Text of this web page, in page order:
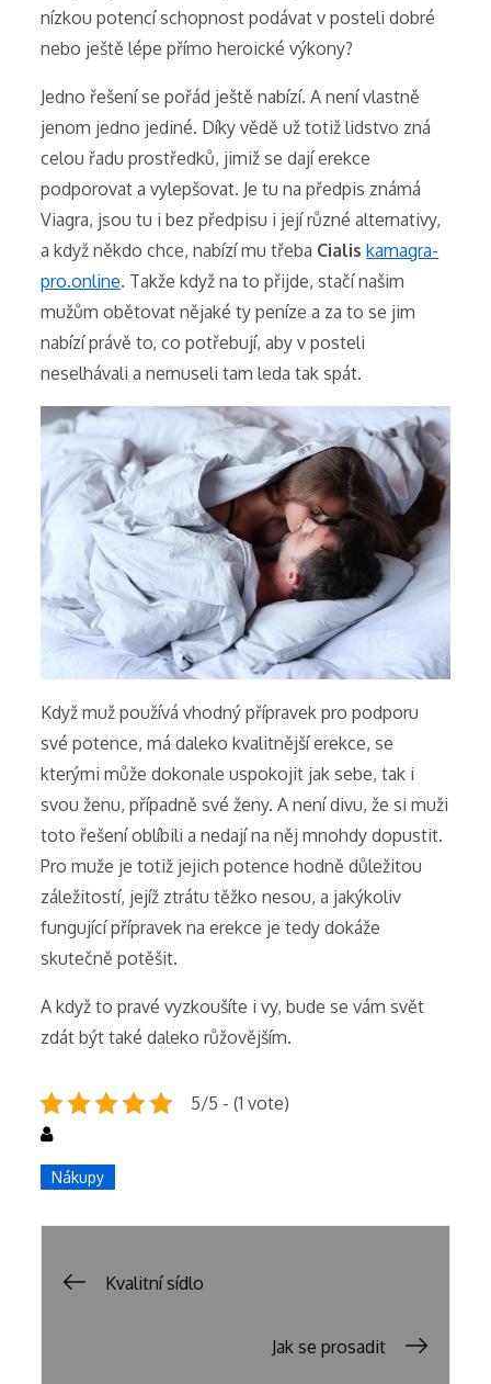
nízkou potencí schopnost podávat v posteli dobré
nebo ještě lépe přímo heroické výkony?
Jedno řešení se pořád ještě nabízí. A není vlastně
jenom jedno jediné. Díky vědě už totiž lidstvo zná
celou řadu prostředků, jimiž se dají erekce
podporovat a vylepšovat. Je tu na předpis známá
Viagra, jsou tu i bez předpisu i její různé alternativy,
a když někdo chce, nabízí mu třeba Cialis kamagra-
pro.online. Takže když na to přijde, stačí našim
mužům obětovat nějaké ty peníze a za to se jim
nabízí právě to, co potřebují, aby v posteli
neselhávali a nemuseli tam leda tak spát.
Když muž používá vhodný přípravek pro podporu
své potence, má daleko kvalitnější erekce, se
kterými může dokonale uspokojit jak sebe, tak i
svou ženu, případně své ženy. A není divu, že si muži
toto řešení oblíbili a nedají na něj mnohdy dopustit.
Pro muže je totiž jejich potence hodně důležitou
záležitostí, jejíž ztrátu těžko nesou, a jakýkoliv
fungující přípravek na erekce je tedy dokáže
skutečně potěšit.
A když to pravé vyzkoušíte i vy, bude se vám svět
zdát být také daleko růžovějším.
5/5 - (1 vote)
Nákupy
Post
navigation
Kvalitní sídlo
Jak se prosadit